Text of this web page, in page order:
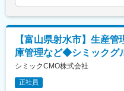
慣れてきたら新規提案に
自動車販売等のサービス
育てます。
■同社の魅力：
建築・土木分野を支える
会社です。
新規参入が難しい業界で
【就業時間について】
一部の方にシフト勤務の
■通常勤務8：30～17：15
■早番5：50～14：35
■遅番14：25～23：10
【富山県射水市】生産
庫管理など◆シミックグ
シミックCMO株式会社
正社員